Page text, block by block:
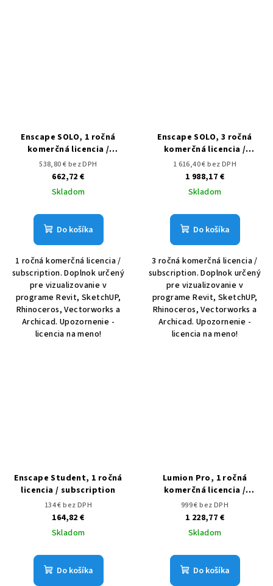
Enscape SOLO, 1 ročná
komerčná licencia /
subscription
538,80 € bez DPH
662,72 €
Skladom
Do košíka
1 ročná komerčná licencia /
subscription. Doplnok určený
pre vizualizovanie v
programe Revit, SketchUP,
Rhinoceros, Vectorworks a
Archicad. Upozornenie -
licencia na meno!
Enscape SOLO, 3 ročná
komerčná licencia /
subscription
1 616,40 € bez DPH
1 988,17 €
Skladom
Do košíka
3 ročná komerčná licencia /
subscription. Doplnok určený
pre vizualizovanie v
programe Revit, SketchUP,
Rhinoceros, Vectorworks a
Archicad. Upozornenie -
licencia na meno!
Enscape Student, 1 ročná
licencia / subscription
134 € bez DPH
164,82 €
Skladom
Do košíka
Lumion Pro, 1 ročná
komerčná licencia /
subscription
999 € bez DPH
1 228,77 €
Skladom
Do košíka